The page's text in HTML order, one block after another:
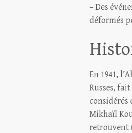
– Des
déformés
En 1941,
Russes,
considérés
Mikhaïl
retrouvent